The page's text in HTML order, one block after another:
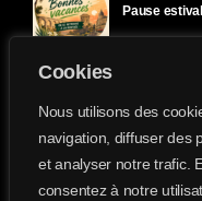
Cookies
Nous utilisons des
navigation, diffuser des
et analyser notre trafic.
consentez à notre
Pause
Ici l’Ombre